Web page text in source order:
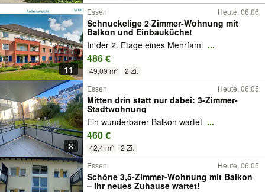
11
Essen Heute, 06:06
Schnuckelige 2 Zimmer-Wohnung mit
Balkon und Einbauküche!
In der 2. Etage eines Mehrfami ...
486 €
49,09 m² 2 Zi.
8
Essen Heute, 06:05
Mitten drin statt nur dabei: 3-Zimmer-
Stadtwohnung
Ein wunderbarer Balkon wartet ...
460 €
42,4 m² 2 Zi.
Essen Heute, 06:05
Schöne 3,5-Zimmer-Wohnung mit Balkon
– Ihr neues Zuhause wartet!